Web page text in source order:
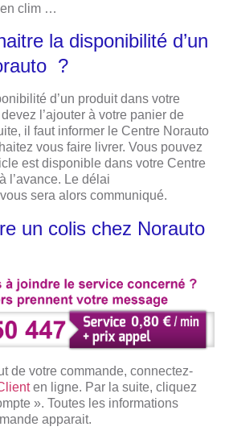
clim …
la disponibilité d’un
?
d’un produit dans votre
l’ajouter à votre panier de
il faut informer le Centre Norauto
vous faire livrer. Vous pouvez
est disponible dans votre Centre
l’avance. Le délai
sera alors communiqué.
un colis chez Norauto
de votre commande, connectez-
en ligne. Par la suite, cliquez
». Toutes les informations
apparait.